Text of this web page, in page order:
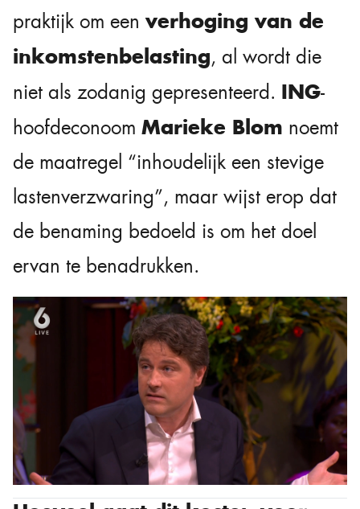
praktijk om eenverhoging van de
inkomstenbelasting, al wordt die
niet als zodanig gepresenteerd. ING-
hoofdeconoom Marieke Blom noemt
de maatregel “inhoudelijk een stevige
lastenverzwaring”, maar wijst erop dat
de benaming bedoeld is om het doel
ervan te benadrukken.